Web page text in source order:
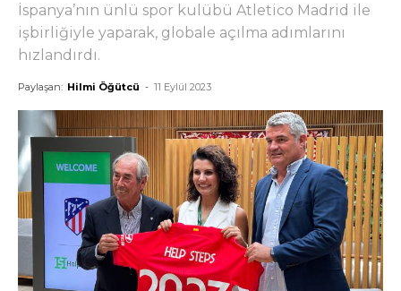
İspanya’nın ünlü spor kulübü Atletico Madrid ile
işbirliğiyle yaparak, globale açılma adımlarını
hızlandırdı.
Paylaşan: Hilmi Öğütcü - 11 Eylül 2023